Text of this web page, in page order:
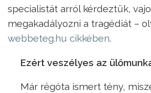
specialistát arról kérdeztük,
megakadályozni a tragédiát –
webbeteg.hu cikkében.
Ezért veszélyes az
Már régóta ismert tény,